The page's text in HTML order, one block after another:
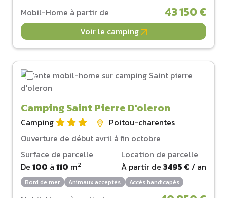
Mobil-Home à partir de 43 150 €
Voir le camping
Camping Saint Pierre D'oleron
Camping
Poitou-charentes
Ouverture de début avril à fin octobre
Surface de parcelle
De 100 à 110 m2
Location de parcelle
À partir de 3495 € / an
Bord de mer Animaux acceptés Accès handicapés